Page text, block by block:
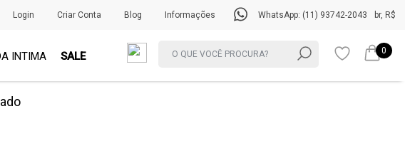
GRÁTIS br, R$
WhatsApp: (11) 93742-2043
Informações
Blog
Criar Conta
Login
INTIMA SALE 0